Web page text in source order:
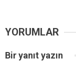
YORUMLAR
Bir yanıt yazın